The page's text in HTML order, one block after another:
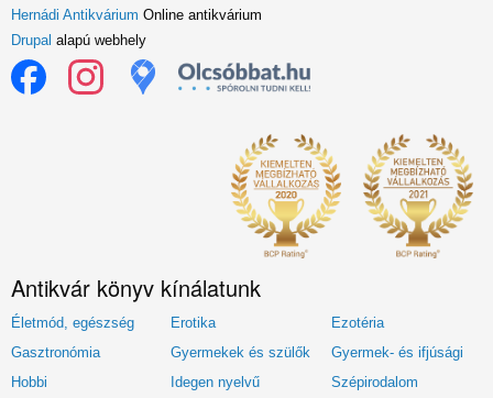
Hernádi Antikvárium Online antikvárium
Drupal alapú webhely
Antikvár könyv kínálatunk
Életmód, egészség Erotika
Ezotéria
Gasztronómia
Gyermekek és szülők
Gyermek- és ifjúsági
Hobbi
Idegen nyelvű Szépirodalom